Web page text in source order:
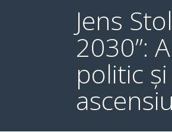
Jens
2030”:
politic